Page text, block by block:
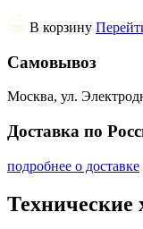
В корзину
Самовывоз
Москва, ул.
Доставка по
подробнее о доставке
Технические